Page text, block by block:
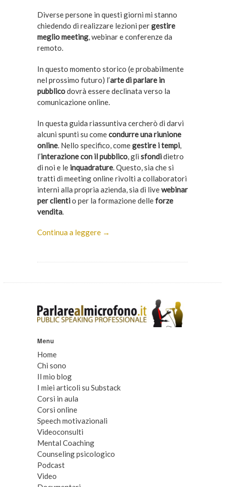
Diverse persone in questi giorni mi stanno
chiedendo di realizzare lezioni pergestire
meglio meeting, webinar e conferenze da
remoto.
In questo momento storico (e probabilmente
nel prossimo futuro) l’arte di parlare in
pubblicodovrà essere declinata verso la
comunicazione online.
In questa guida riassuntiva cercherò di darvi
alcuni spunti su comecondurre una riunione
online. Nello specifico, comegestire i tempi,
l’interazione con il pubblico, gli sfondidietro
di noi e le inquadrature. Questo, sia che si
tratti di meeting online rivolti a collaboratori
interni alla propria azienda, sia di livewebinar
per clientio per la formazione delleforze
vendita.
Continua a leggere →
Menu
Home
Chi sono
Il mio blog
I miei articoli su Substack
Corsi in aula
Corsi online
Speech motivazionali
Videoconsulti
Mental Coaching
Counseling psicologico
Podcast
Video